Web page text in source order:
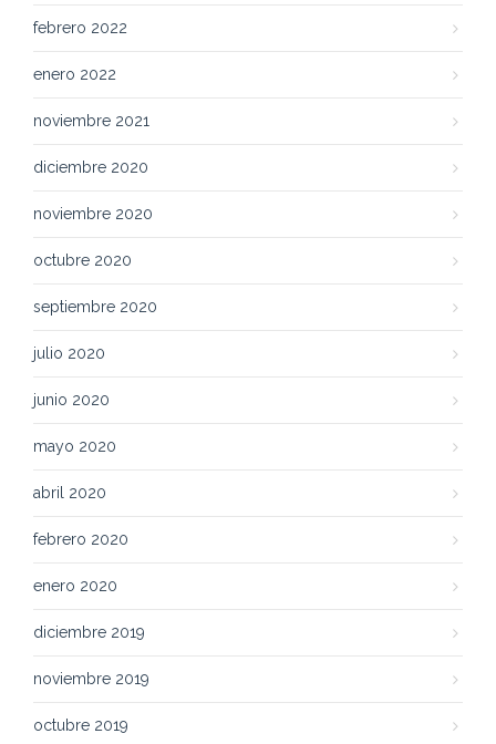
febrero 2022
enero 2022
noviembre 2021
diciembre 2020
noviembre 2020
octubre 2020
septiembre 2020
julio 2020
junio 2020
mayo 2020
abril 2020
febrero 2020
enero 2020
diciembre 2019
noviembre 2019
octubre 2019